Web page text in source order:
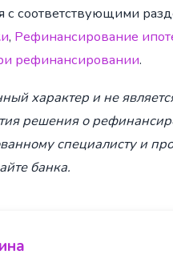
с соответствующими
, Рефинансирование
рефинансировании.
характер и не
решения о
специалисту и
банка.